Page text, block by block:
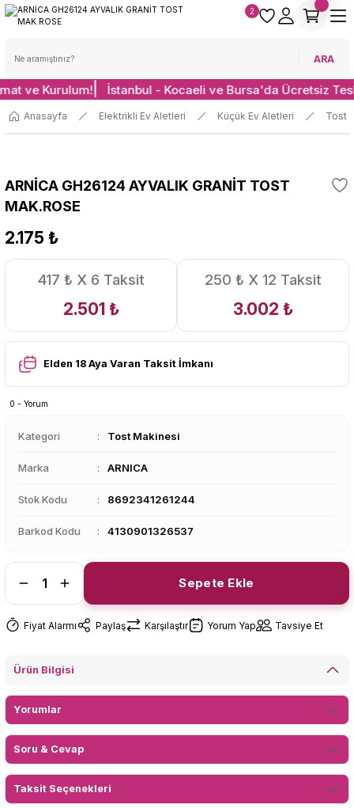
ARA
2
ve Kurulum! İstanbul - Kocaeli ve Bursa'da Ücretsiz
Anasayfa Elektrikli Ev Aletleri Küçük Ev Aletleri Tost
ARNİCA GH26124 AYVALIK GRANİT TOST
MAK.ROSE
2.175 ₺
417 ₺ X 6 Taksit
2.501 ₺
250 ₺ X 12 Taksit
3.002 ₺
Elden 18 Aya Varan Taksit İmkanı
0 - Yorum
Kategori Tost Makinesi
Marka ARNICA
Stok Kodu 8692341261244
Barkod Kodu 4130901326537
Sepete Ekle
Fiyat Alarmı Paylaş Karşılaştır Yorum Yap Tavsiye Et
Ürün Bilgisi
Yorumlar
Soru & Cevap
Taksit Seçenekleri